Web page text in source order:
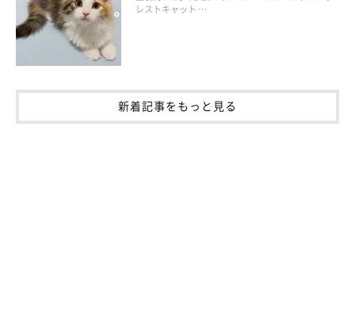
レストキャット …
新着記事をもっと見る